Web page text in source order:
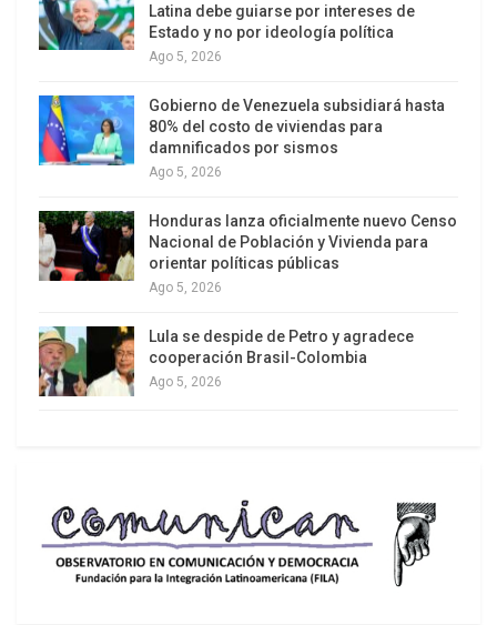
algunas zonas de la nación.
miembros de los grupos terroristas provenientes
de Turquía, Líbano y Jordania, que tenían el
objetivo de desestabilizar y generar caos en la
del Ejecutivo de Al Assad.
Latina debe guiarse por intereses de
Estado y no por ideología política
Ago 5, 2026
Gobierno de Venezuela subsidiará hasta
80% del costo de viviendas para
damnificados por sismos
Ago 5, 2026
Honduras lanza oficialmente nuevo Censo
Nacional de Población y Vivienda para
orientar políticas públicas
Ago 5, 2026
Lula se despide de Petro y agradece
cooperación Brasil-Colombia
Ago 5, 2026